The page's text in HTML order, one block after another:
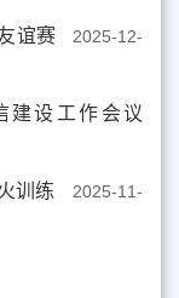
谊赛
2025-12-
建设工作会议
训练
2025-11-